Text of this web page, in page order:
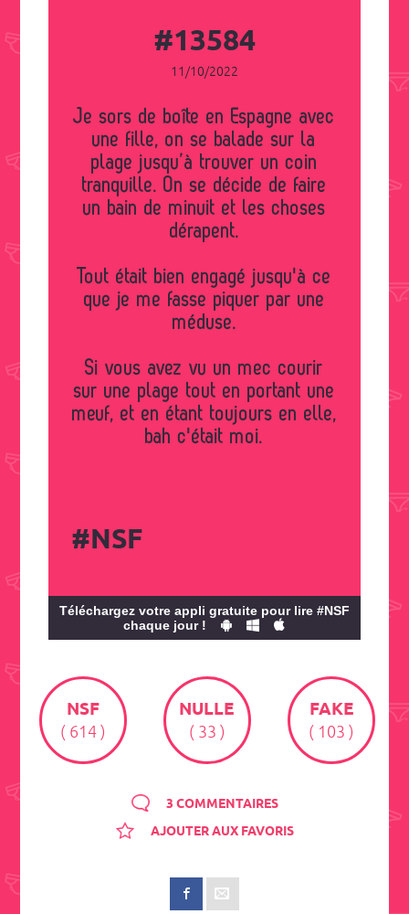
#13584
11/10/2022
Je sors de boîte en Espagne avec
une fille, on se balade sur la
plage jusqu’à trouver un coin
tranquille. On se décide de faire
un bain de minuit et les choses
dérapent.
Tout était bien engagé jusqu'à ce
que je me fasse piquer par une
méduse.
Si vous avez vu un mec courir
sur une plage tout en portant une
meuf, et en étant toujours en elle,
bah c'était moi.
#NSF
Téléchargez votre appli gratuite pour lire #NSF
chaque jour !
NSF
( 614 )
NULLE
( 33 )
FAKE
( 103 )
3 COMMENTAIRES
AJOUTER AUX FAVORIS